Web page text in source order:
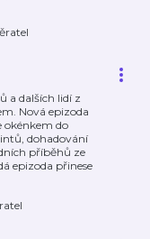
a dalších lidí z
Nová epizoda
okénkem do
dohadování
příběhů ze
epizoda přinese